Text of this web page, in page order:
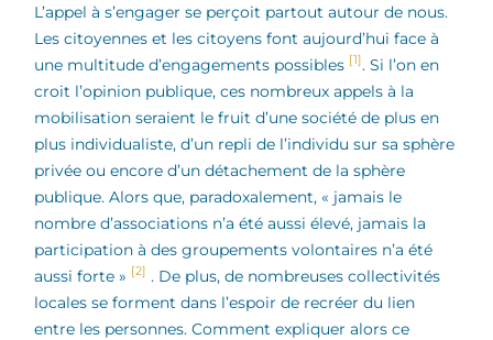
L’appel à s’engager se perçoit partout autour de nous.
Les citoyennes et les citoyens font aujourd’hui face à
une multitude d’engagements possibles [1] . Si l’on en
croit l’opinion publique, ces nombreux appels à la
mobilisation seraient le fruit d’une société de plus en
plus individualiste, d’un repli de l’individu sur sa sphère
privée ou encore d’un détachement de la sphère
publique. Alors que, paradoxalement, « jamais le
nombre d’associations n’a été aussi élevé, jamais la
participation à des groupements volontaires n’a été
aussi forte » [2] . De plus, de nombreuses collectivités
locales se forment dans l’espoir de recréer du lien
entre les personnes. Comment expliquer alors ce